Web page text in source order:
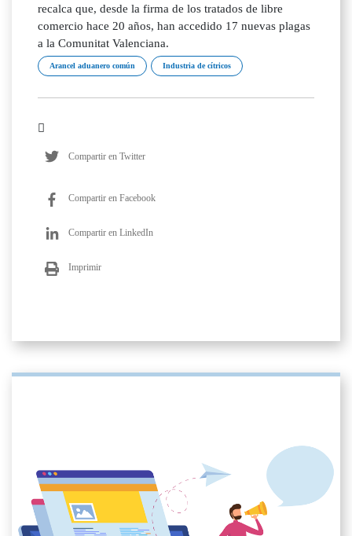
recalca que, desde la firma de los tratados de libre
comercio hace 20 años, han accedido 17 nuevas plagas
a la Comunitat Valenciana.
Arancel aduanero común Industria de cítricos
Compartir en Twitter
Compartir en Facebook
Compartir en LinkedIn
Imprimir